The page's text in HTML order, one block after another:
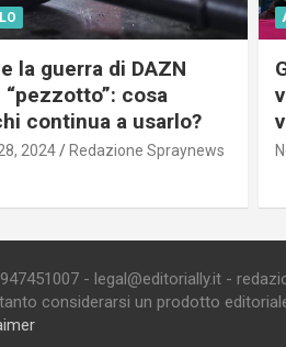
la guerra di DAZN
cosa
continua a usarlo?
2024 Redazione Spraynews
- legal@editorially.it -
considerarsi un prodotto